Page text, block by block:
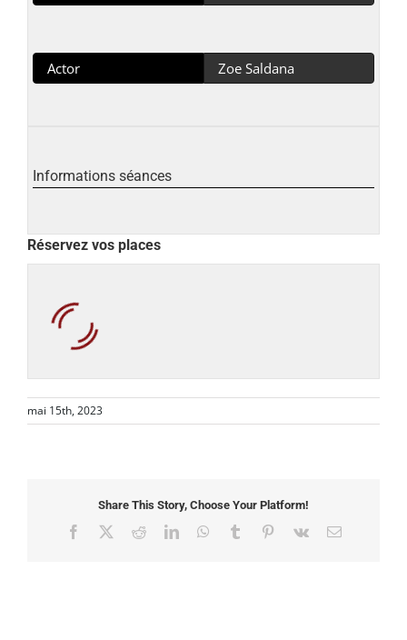
Actor Zoe Saldana
Informations séances
Réservez vos places
mai 15th, 2023
Share This Story, Choose Your Platform!
Facebook RedditLinkedInWhatsApp
Tumblr Pinterest
Vk Email